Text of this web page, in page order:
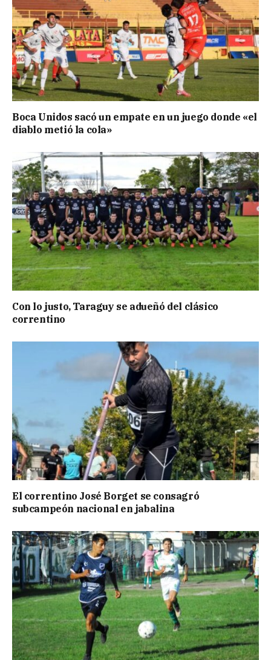
Boca Unidos sacó un empate en un juego donde «el
diablo metió la cola»
Con lo justo, Taraguy se adueñó del clásico
correntino
El correntino José Borget se consagró
subcampeón nacional en jabalina